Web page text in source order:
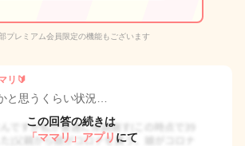
プレミアム会員限定の機能もございます
リ🔰
と思うくらい状況…
この回答の続きは
「ママリ」アプリ にて